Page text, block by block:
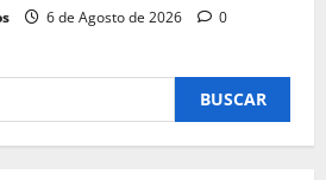
6 de Agosto de 2026 0